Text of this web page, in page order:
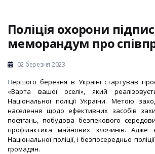
Поліція охорони
меморандум про
02 березня 2023
Першого березня в Україні стартував
«Варта вашої оселі», який
Національної поліції України. Метою
населення щодо ефективних засобів
посягань, побудова безпекового
профілактика майнових злочинів. Адже
Національної поліції, і безпосередньо
громадян.